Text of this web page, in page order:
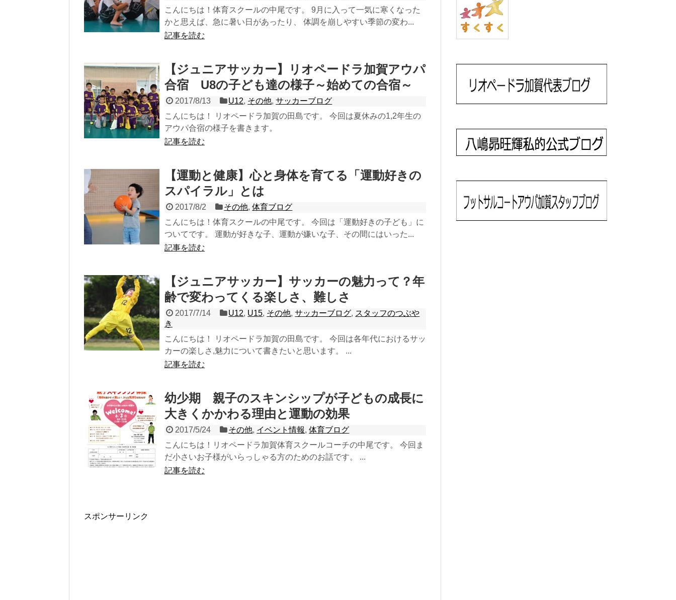
こんにちは！体育スクールの中尾です。 9月に入って一気に寒くなった
かと思えば、急に暑い日があったり、 体調を崩しやすい季節の変わ...
記事を読む
【ジュニアサッカー】リオペードラ加賀アウパ
合宿 U8の子ども達の様子～始めての合宿～
2017/8/13 U12, その他,サッカーブログ
こんにちは！ リオペードラ加賀の田島です。 今回は夏休みの1,2年生の
アウパ合宿の様子を書きます。
記事を読む
【運動と健康】心と身体を育てる「運動好きの
スパイラル」とは
2017/8/2 その他,体育ブログ
こんにちは！体育スクールの中尾です。 今回は「運動好きの子ども」に
ついてです。 運動が好きな子、運動が嫌いな子、その間にはいった...
記事を読む
【ジュニアサッカー】サッカーの魅力って？年
齢で変わってくる楽しさ、難しさ
2017/7/14 U12, U15, その他,サッカーブログ, スタッフのつぶや
き
こんにちは！ リオペードラ加賀の田島です。 今回は各年代におけるサッ
カーの楽しさ,魅力について書きたいと思います。 ...
記事を読む
幼少期 親子のスキンシップが子どもの成長に
大きくかかわる理由と運動の効果
2017/5/24 その他, イベント情報,体育ブログ
こんにちは！リオペードラ加賀体育スクールコーチの中尾です。 今回ま
だ小さいお子様がいらっしゃる方のためのお話です。 ...
記事を読む
スポンサーリンク